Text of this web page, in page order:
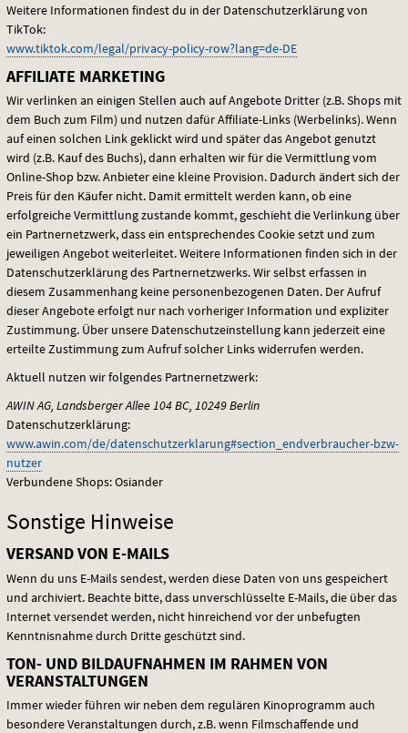
Weitere Informationen findest du in der Datenschutzerklärung von
TikTok:
www.tiktok.com/legal/privacy-policy-row?lang=de-DE
AFFILIATE MARKETING
Wir verlinken an einigen Stellen auch auf Angebote Dritter (z.B. Shops mit
dem Buch zum Film) und nutzen dafür Affiliate-Links (Werbelinks). Wenn
auf einen solchen Link geklickt wird und später das Angebot genutzt
wird (z.B. Kauf des Buchs), dann erhalten wir für die Vermittlung vom
Online-Shop bzw. Anbieter eine kleine Provision. Dadurch ändert sich der
Preis für den Käufer nicht. Damit ermittelt werden kann, ob eine
erfolgreiche Vermittlung zustande kommt, geschieht die Verlinkung über
ein Partnernetzwerk, dass ein entsprechendes Cookie setzt und zum
jeweiligen Angebot weiterleitet. Weitere Informationen finden sich in der
Datenschutzerklärung des Partnernetzwerks. Wir selbst erfassen in
diesem Zusammenhang keine personenbezogenen Daten. Der Aufruf
dieser Angebote erfolgt nur nach vorheriger Information und expliziter
Zustimmung. Über unsere Datenschutzeinstellung kann jederzeit eine
erteilte Zustimmung zum Aufruf solcher Links widerrufen werden.
Aktuell nutzen wir folgendes Partnernetzwerk:
AWINAG, Landsberger Allee 104 BC, 10249 Berlin
Datenschutzerklärung:
www.awin.com/de/datenschutzerklarung#section_endverbraucher-bzw-
nutzer
Verbundene Shops: Osiander
Sonstige Hinweise
VERSAND VON E-MAILS
Wenn du uns E-Mails sendest, werden diese Daten von uns gespeichert
und archiviert. Beachte bitte, dass unverschlüsselte E-Mails, die über das
Internet versendet werden, nicht hinreichend vor der unbefugten
Kenntnisnahme durch Dritte geschützt sind.
TON- UND BILDAUFNAHMEN IM RAHMEN VON
VERANSTALTUNGEN
Immer wieder führen wir neben dem regulären Kinoprogramm auch
besondere Veranstaltungen durch, z.B. wenn Filmschaffende und